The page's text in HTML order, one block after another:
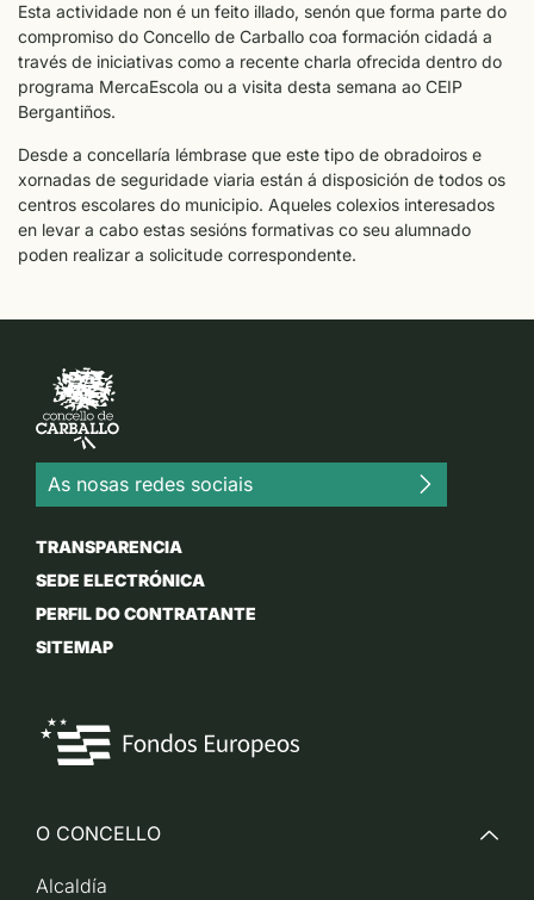
Esta actividade non é un feito illado, senón que forma parte do
compromiso do Concello de Carballo coa formación cidadá a
través de iniciativas como a recente charla ofrecida dentro do
programa MercaEscola ou a visita desta semana ao CEIP
Bergantiños.
Desde a concellaría lémbrase que este tipo de obradoiros e
xornadas de seguridade viaria están á disposición de todos os
centros escolares do municipio. Aqueles colexios interesados
en levar a cabo estas sesións formativas co seu alumnado
poden realizar a solicitude correspondente.
As nosas redes sociais
TRANSPARENCIA
SEDE ELECTRÓNICA
PERFIL DO CONTRATANTE
SITEMAP
O CONCELLO
Alcaldía